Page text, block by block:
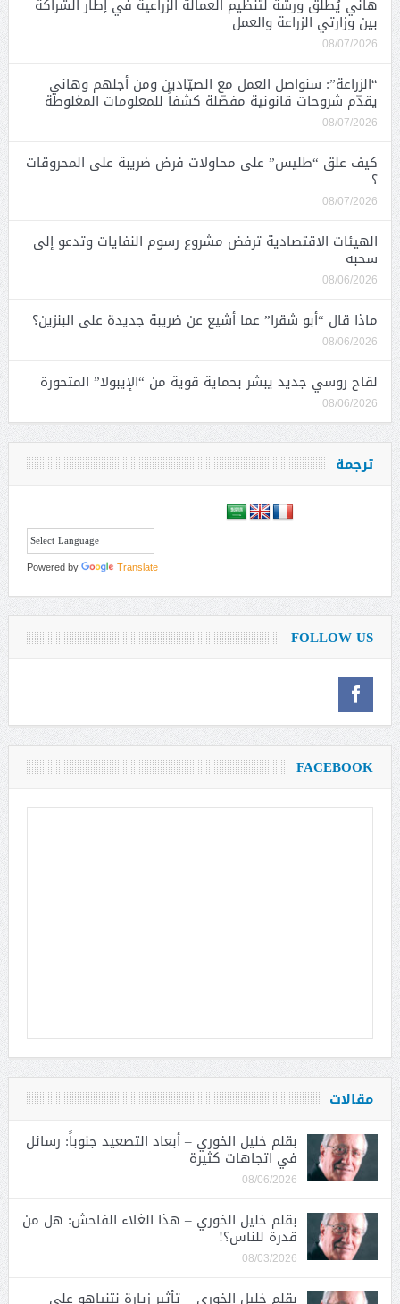
هاني يُطلق ورشة لتنظيم العمالة الزراعية في إطار الشراكة
بين وزارتي الزراعة والعمل
08/07/2026
“الزراعة”: سنواصل العمل مع الصيّادين ومن أجلهم وهاني
يقدّم شروحات قانونية مفصّلة كشفاً للمعلومات المغلوطة
08/07/2026
كيف علق “طليس” على محاولات فرض ضريبة على المحروقات
؟
08/07/2026
الهيئات الاقتصادية ترفض مشروع رسوم النفايات وتدعو إلى
سحبه
08/06/2026
ماذا قال “أبو شقرا” عما أشيع عن ضريبة جديدة على البنزين؟
08/06/2026
لقاح روسي جديد يبشر بحماية قوية من “الإيبولا” المتحورة
08/06/2026
ترجمة
Powered by Translate
FOLLOW US
FACEBOOK
مقالات
بقلم خليل الخوري – أبعاد التصعيد جنوباً: رسائل
في اتجاهات كثيرة
08/06/2026
بقلم خليل الخوري – هذا الغلاء الفاحش: هل من
قدرة للناس؟!
08/03/2026
بقلم خليل الخوري – تأثير زيارة نتنياهو على